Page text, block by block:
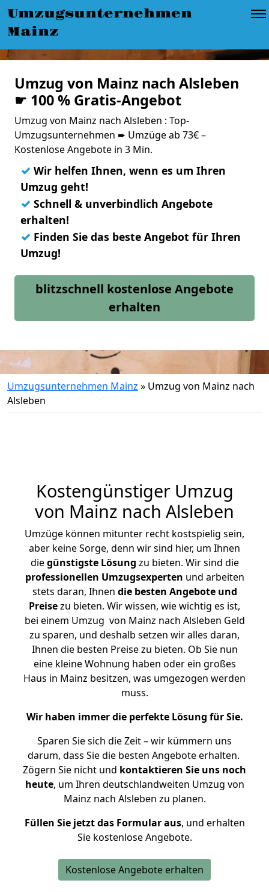
Umzugsunternehmen
Mainz
Umzug von Mainz nach Alsleben
☛ 100 % Gratis-Angebot
Umzug von Mainz nach Alsleben : Top-
Umzugsunternehmen ➨ Umzüge ab 73€ –
Kostenlose Angebote in 3 Min.
✓ Wir helfen Ihnen, wenn es um Ihren
Umzug geht!
✓ Schnell & unverbindlich Angebote
erhalten!
✓ Finden Sie das beste Angebot für Ihren
Umzug!
blitzschnell kostenlose Angebote
erhalten
Umzugsunternehmen Mainz » Umzug von Mainz nach
Alsleben
Kostengünstiger Umzug
von Mainz nach Alsleben
Umzüge können mitunter recht kostspielig sein,
aber keine Sorge, denn wir sind hier, um Ihnen
diegünstigste Lösung zu bieten. Wir sind die
professionellen Umzugsexperten und arbeiten
stets daran, Ihnen die besten Angebote und
Preisezu bieten. Wir wissen, wie wichtig es ist,
bei einem Umzug von Mainz nach Alsleben Geld
zu sparen, und deshalb setzen wir alles daran,
Ihnen die besten Preise zu bieten. Ob Sie nun
eine kleine Wohnung haben oder ein großes
Haus in Mainz besitzen, was umgezogen werden
muss.
Wir haben immer die perfekte Lösung für Sie.
Sparen Sie sich die Zeit – wir kümmern uns
darum, dass Sie die besten Angebote erhalten.
Zögern Sie nicht und kontaktieren Sie uns noch
heute, um Ihren deutschlandweiten Umzug von
Mainz nach Alsleben zu planen.
Füllen Sie jetzt das Formular aus, und erhalten
Sie kostenlose Angebote.
Kostenlose Angebote erhalten